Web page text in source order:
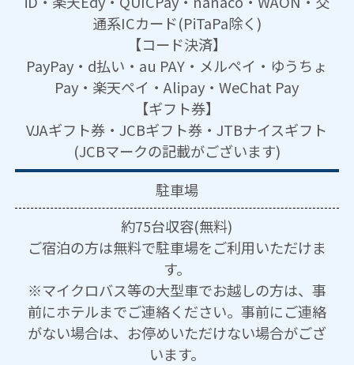
通系ICカード(PiTaPa除く)
【コード決済】
PayPay・d払い・au PAY・メルペイ・ゆうちょ
Pay・楽天ペイ・Alipay・WeChat Pay
【ギフト券】
VJAギフト券・JCBギフト券・JTBナイスギフト
(JCBマークの記載がございます)
駐車場
約75台収容(無料)
ご宿泊の方は無料で駐車場をご利用いただけま
す。
※マイクロバス等の大型車でお越しの方は、事
前にホテルまでご連絡ください。事前にご連絡
がない場合は、お停めいただけない場合がござ
います。